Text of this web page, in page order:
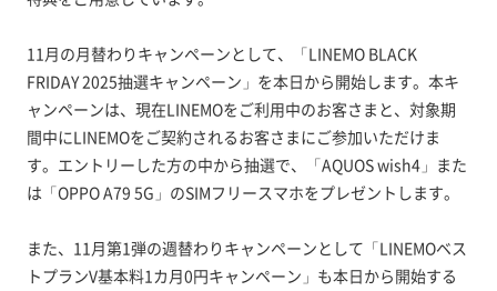
11月の月替わりキャンペーンとして、「LINEMO BLACK
FRIDAY 2025抽選キャンペーン」を本日から開始します。本キ
ャンペーンは、現在LINEMOをご利用中のお客さまと、対象期
間中にLINEMOをご契約されるお客さまにご参加いただけま
す。エントリーした方の中から抽選で、「AQUOS wish4」また
は「OPPO A79 5G」のSIMフリースマホをプレゼントします。
また、11月第1弾の週替わりキャンペーンとして「LINEMOベス
トプランV基本料1カ月0円キャンペーン」も本日から開始する